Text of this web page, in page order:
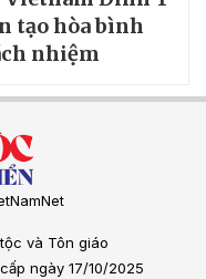
tạo hòa bình
nhiệm
và Tôn giáo
ngày 17/10/2025